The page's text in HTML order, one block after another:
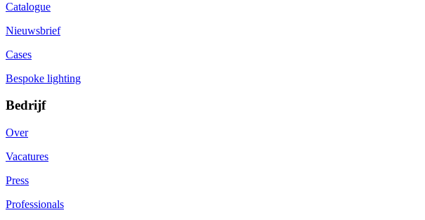
Catalogue
Nieuwsbrief
Cases
Bespoke lighting
Bedrijf
Over
Vacatures
Press
Professionals